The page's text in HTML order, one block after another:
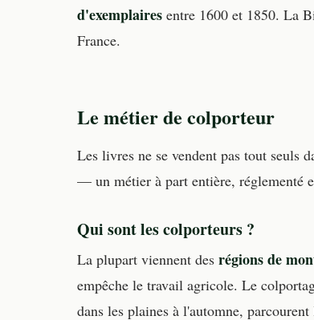
d'exemplaires entre 1600 et 1850. La
France.
Le métier de colporteur
Les livres ne se vendent pas tout seuls
— un métier à part entière, réglementé
Qui sont les colporteurs ?
La plupart viennent des régions de
empêche le travail agricole. Le
dans les plaines à l'automne,